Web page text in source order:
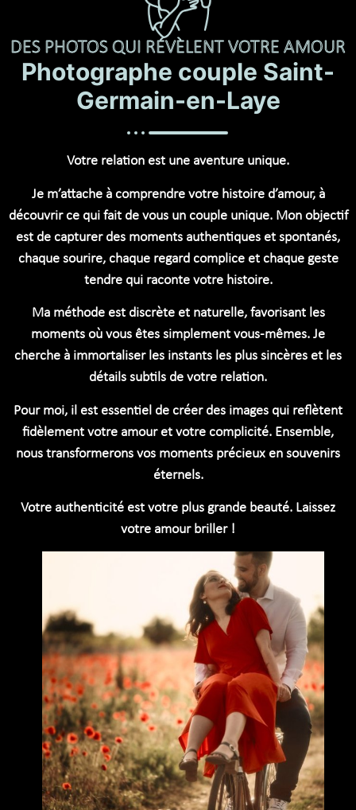
DES PHOTOS QUI RÉVÈLENT VOTRE AMOUR
Photographe couple Saint-
Germain-en-Laye
Votre relation est une aventure unique.
Je m’attache à comprendre votre histoire d’amour, à
découvrir ce qui fait de vous un couple unique. Mon objectif
est de capturer des moments authentiques et spontanés,
chaque sourire, chaque regard complice et chaque geste
tendre qui raconte votre histoire.
Ma méthode est discrète et naturelle, favorisant les
moments où vous êtes simplement vous-mêmes. Je
cherche à immortaliser les instants les plus sincères et les
détails subtils de votre relation.
Pour moi, il est essentiel de créer des images qui reflètent
fidèlement votre amour et votre complicité. Ensemble,
nous transformerons vos moments précieux en souvenirs
éternels.
Votre authenticité est votre plus grande beauté. Laissez
votre amour briller !